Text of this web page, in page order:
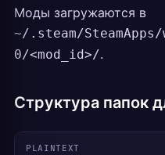
Моды загружаются в
~/.steam/
0/<mod_id>/.
Структура папок
PLAINTEXT